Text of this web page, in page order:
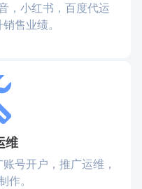
，小红书，百度代运
售业绩。
维
号开户，推广运维，
作。